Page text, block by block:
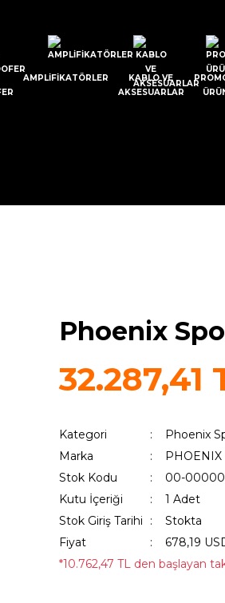
AMPLIFIKATÖRLER
KABLO VE
AKSESUARLAR
Phoenix
32.287,41
Kategori
Phoenix
Marka
PHOENIX
Stok Kodu
00-
Kutu İçeriği
1 Adet
Stok Giriş Tarihi
Stokta
Fiyat
678,19
*10.762,47 TL den başlayan